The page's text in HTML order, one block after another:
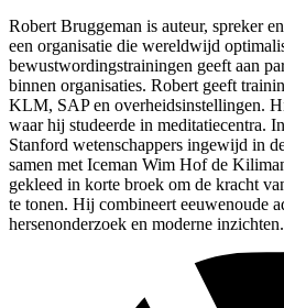
Robert Bruggeman is auteur, spreker
een organisatie die wereldwijd
bewustwordingstrainingen geeft aan
binnen organisaties. Robert geeft
KLM, SAP en overheidsinstellingen.
waar hij studeerde in meditatiecentra.
Stanford wetenschappers ingewijd in
samen met Iceman Wim Hof de
gekleed in korte broek om de kracht
te tonen. Hij combineert eeuwenoude
hersenonderzoek en moderne